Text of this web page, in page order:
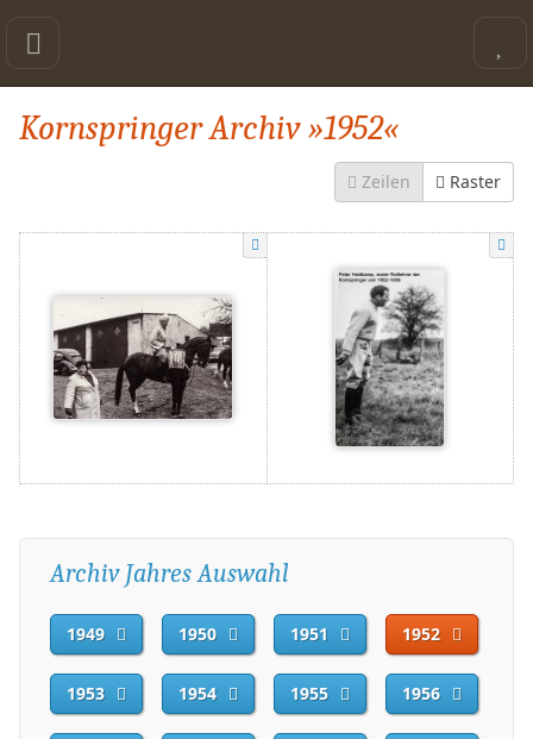
Kornspringer Archiv »1952«
Raster
Zeilen
Archiv Jahres Auswahl
1949 1950 1951 1952
1953 1954 1955 1956